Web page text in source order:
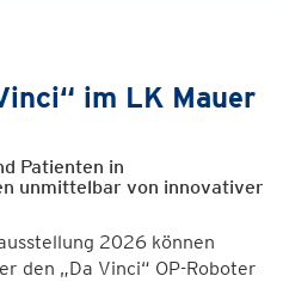
im LK Mauer
Patienten in
unmittelbar von innovativer
2026 können
den „Da Vinci“ OP-Roboter